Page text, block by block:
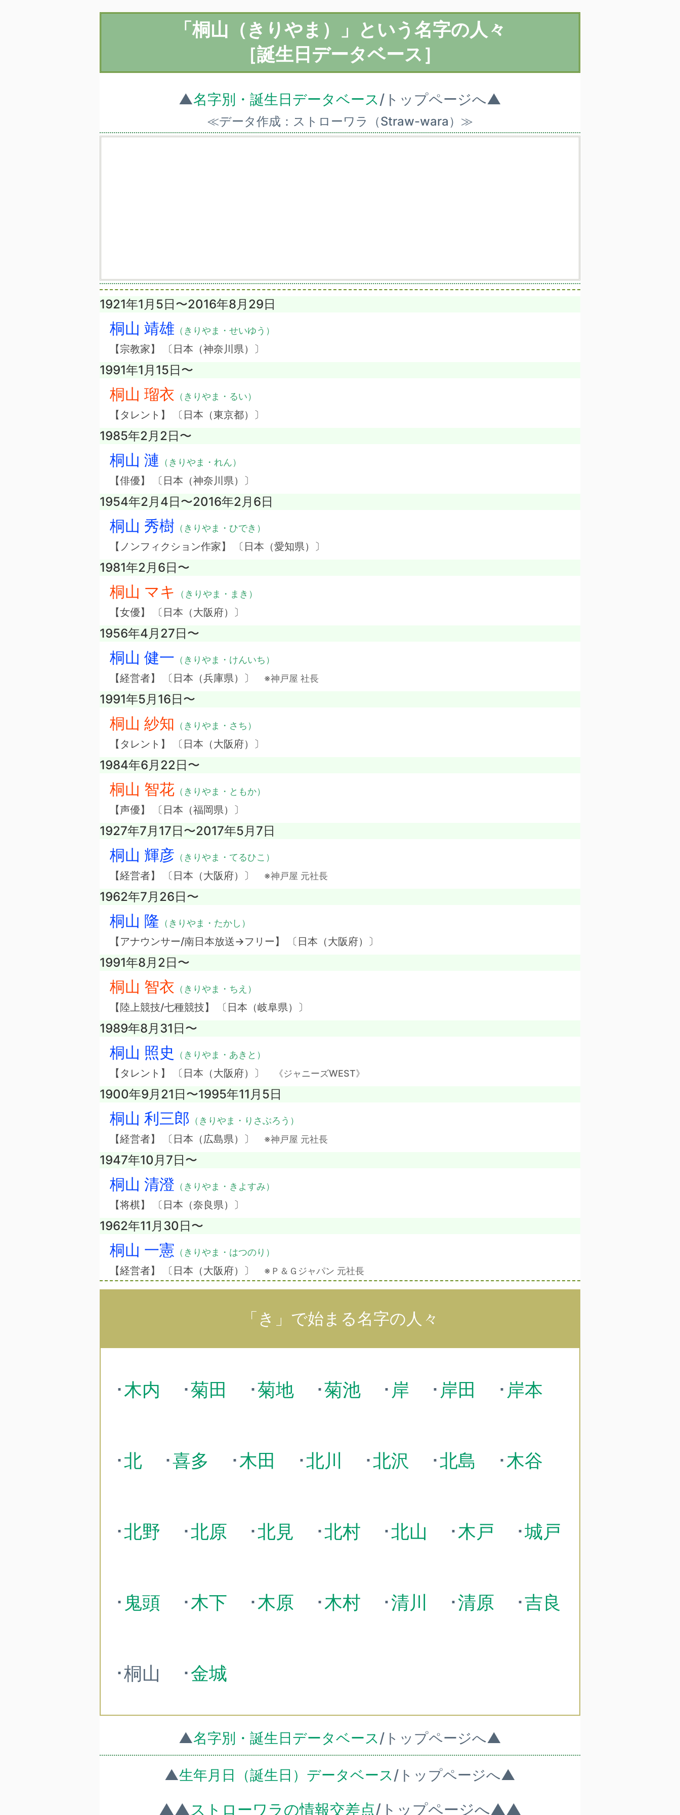
「桐山（きりやま）」という名字の人々
［誕生日データベース］
▲名字別・誕生日データベース/トップページへ▲
≪データ作成：ストローワラ（Straw-wara）≫
1921年1月5日〜2016年8月29日
桐山 靖雄 （きりやま・せいゆう）
【宗教家】 〔日本（神奈川県）〕
1991年1月15日〜
桐山 瑠衣 （きりやま・るい）
【タレント】 〔日本（東京都）〕
1985年2月2日〜
桐山 漣 （きりやま・れん）
【俳優】 〔日本（神奈川県）〕
1954年2月4日〜2016年2月6日
桐山 秀樹 （きりやま・ひでき）
【ノンフィクション作家】 〔日本（愛知県）〕
1981年2月6日〜
桐山 マキ （きりやま・まき）
【女優】 〔日本（大阪府）〕
1956年4月27日〜
桐山 健一 （きりやま・けんいち）
【経営者】 〔日本（兵庫県）〕 ※神戸屋 社長
1991年5月16日〜
桐山 紗知 （きりやま・さち）
【タレント】 〔日本（大阪府）〕
1984年6月22日〜
桐山 智花 （きりやま・ともか）
【声優】 〔日本（福岡県）〕
1927年7月17日〜2017年5月7日
桐山 輝彦 （きりやま・てるひこ）
【経営者】 〔日本（大阪府）〕 ※神戸屋 元社長
1962年7月26日〜
桐山 隆 （きりやま・たかし）
【アナウンサー/南日本放送→フリー】 〔日本（大阪府）〕
1991年8月2日〜
桐山 智衣 （きりやま・ちえ）
【陸上競技/七種競技】 〔日本（岐阜県）〕
1989年8月31日〜
桐山 照史 （きりやま・あきと）
【タレント】 〔日本（大阪府）〕 《ジャニーズWEST》
1900年9月21日〜1995年11月5日
桐山 利三郎 （きりやま・りさぶろう）
【経営者】 〔日本（広島県）〕 ※神戸屋 元社長
1947年10月7日〜
桐山 清澄 （きりやま・きよすみ）
【将棋】 〔日本（奈良県）〕
1962年11月30日〜
桐山 一憲 （きりやま・はつのり）
【経営者】 〔日本（大阪府）〕 ※Ｐ＆Ｇジャパン 元社長
「き」で始まる名字の人々
･木内 ･菊田 ･菊地 ･菊池 ･ 岸 ･ 岸田 ･ 岸本
･北 ･喜多 ･木田 ･北川 ･北沢 ･北島 ･木谷
･北野 ･北原 ･北見 ･北村 ･北山 ･木戸 ･城戸
･ 鬼頭 ･木下 ･木原 ･木村 ･清川 ･清原 ･吉良
･桐山 ･金城
▲名字別・誕生日データベース/トップページへ▲
▲生年月日（誕生日）データベース/トップページへ▲
▲▲ストローワラの情報交差点/トップページへ▲▲